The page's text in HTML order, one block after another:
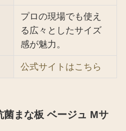
プロの現場でも使え
る広々としたサイズ
感が魅力。
公式サイトはこちら
菌まな板 ベージュ Mサ